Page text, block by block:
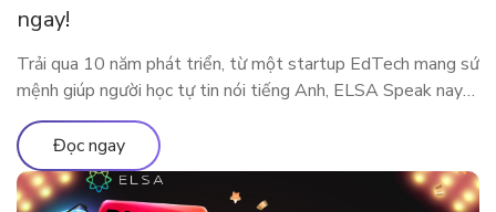
ngay!
Trải qua 10 năm phát triển, từ một startup EdTech mang sứ
mệnh giúp người học tự tin nói tiếng Anh, ELSA Speak nay
đã trở thành nền tảng luyện phát âm và giao tiếp ứng dụng
AI được hàng triệu người dùng tại nhiều quốc gia tin tưởng
lựa chọn. Cột mốc 10 năm […]
Đọc ngay